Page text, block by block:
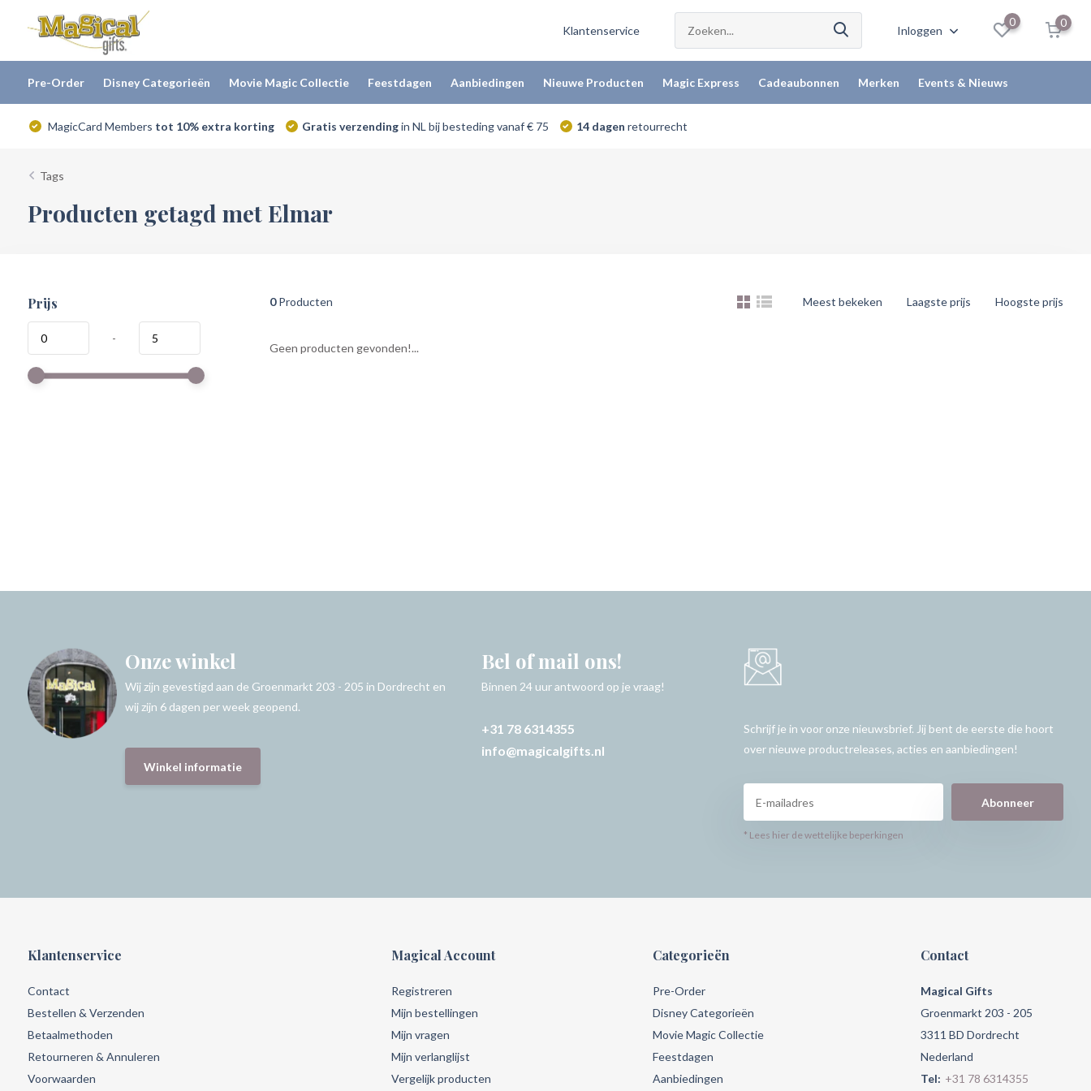
Klantenservice Inloggen
0 0
Pre-Order Disney Categorieën Movie Magic Collectie Feestdagen Aanbiedingen Nieuwe Producten Magic Express Cadeaubonnen Merken Events & Nieuws
MagicCard Members tot 10% extra korting Gratis verzendingin NL bij besteding vanaf € 75 14 dagen retourrecht
Tags
Producten getagd met Elmar
Prijs
-
0Producten Meest bekeken Laagste prijs Hoogste prijs
Geen producten gevonden!...
Onze winkel
Wij zijn gevestigd aan de Groenmarkt 203 - 205 in Dordrecht en
wij zijn 6 dagen per week geopend.
Winkel informatie
Bel of mail ons!
Binnen 24 uur antwoord op je vraag!
+31 78 6314355
info@magicalgifts.nl
Schrijf je in voor onze nieuwsbrief. Jij bent de eerste die hoort
over nieuwe productreleases, acties en aanbiedingen!
Abonneer
* Lees hier de wettelijke beperkingen
Klantenservice
Contact
Bestellen & Verzenden
Betaalmethoden
Retourneren & Annuleren
Voorwaarden
Magical Account
Registreren
Mijn bestellingen
Mijn vragen
Mijn verlanglijst
Vergelijk producten
Categorieën
Pre-Order
Disney Categorieën
Movie Magic Collectie
Feestdagen
Aanbiedingen
Contact
Magical Gifts
Groenmarkt 203 - 205
3311 BD Dordrecht
Nederland
Tel: +31 78 6314355